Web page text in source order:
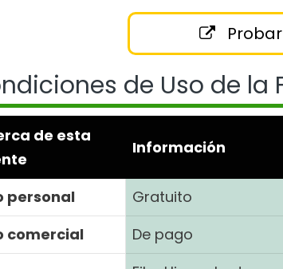
de Uso de la
de esta
Información
personal
Gratuito
comercial
De pago